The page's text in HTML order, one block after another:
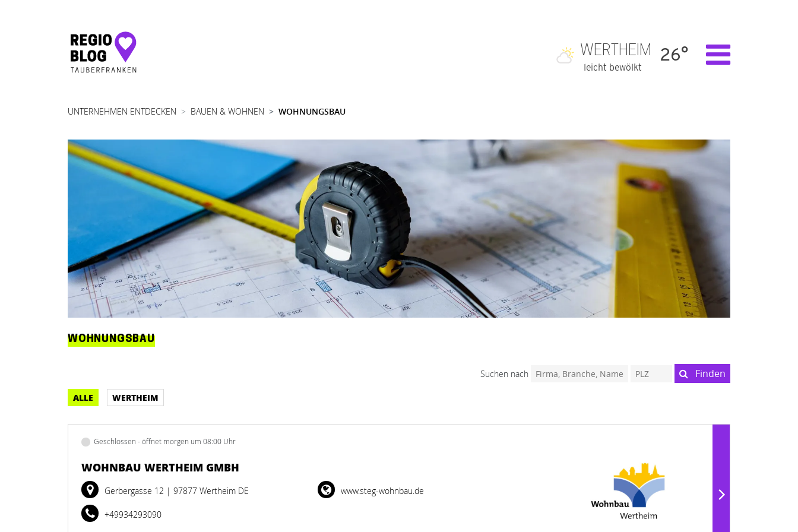
Hauptnavigation
WERTHEIM
leicht bewölkt
26°
UNTERNEHMEN ENTDECKEN BAUEN & WOHNEN WOHNUNGSBAU
WOHNUNGSBAU
Suchen nach Finden
ALLE WERTHEIM
Geschlossen - öffnet morgen um 08:00 Uhr
WOHNBAU WERTHEIM GMBH
Gerbergasse 12 | 97877 Wertheim DE
+49934293090
www.steg-wohnbau.de